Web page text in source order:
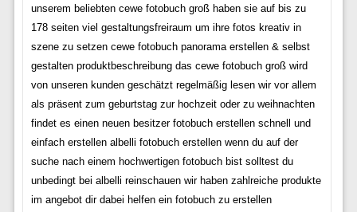
unserem beliebten cewe fotobuch groß haben sie auf bis zu
178 seiten viel gestaltungsfreiraum um ihre fotos kreativ in
szene zu setzen cewe fotobuch panorama erstellen & selbst
gestalten produktbeschreibung das cewe fotobuch groß wird
von unseren kunden geschätzt regelmäßig lesen wir vor allem
als präsent zum geburtstag zur hochzeit oder zu weihnachten
findet es einen neuen besitzer fotobuch erstellen schnell und
einfach erstellen albelli fotobuch erstellen wenn du auf der
suche nach einem hochwertigen fotobuch bist solltest du
unbedingt bei albelli reinschauen wir haben zahlreiche produkte
im angebot dir dabei helfen ein fotobuch zu erstellen